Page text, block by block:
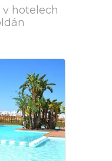
hotelech